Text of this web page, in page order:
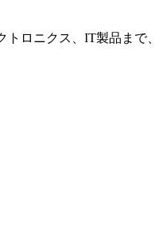
ロニクス、IT製品まで、